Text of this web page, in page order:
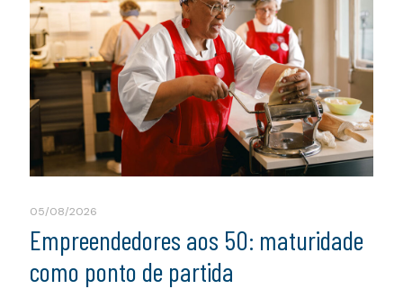
05/08/2026
Empreendedores aos 50: maturidade
como ponto de partida